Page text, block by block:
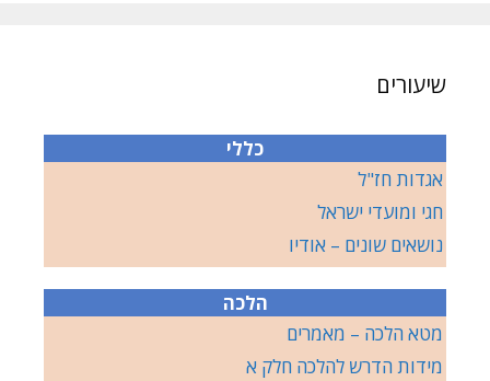
שיעורים
כללי
אגדות חז"ל
חגי ומועדי ישראל
נושאים שונים – אודיו
הלכה
מטא הלכה – מאמרים
מידות הדרש להלכה חלק א